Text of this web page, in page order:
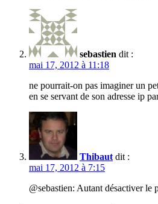
sebastien dit :
mai 17, 2012 à 11:18
ne pourrait-on pas imaginer un
en se servant de son adresse ip
Thibaut dit :
mai 17, 2012 à 7:15
@sebastien: Autant désactiver le